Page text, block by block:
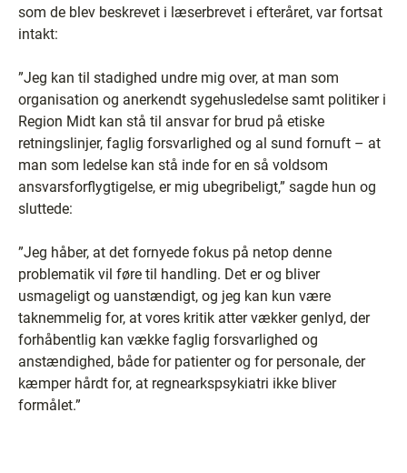
som de blev beskrevet i læserbrevet i efteråret, var fortsat
intakt:
”Jeg kan til stadighed undre mig over, at man som
organisation og anerkendt sygehusledelse samt politiker i
Region Midt kan stå til ansvar for brud på etiske
retningslinjer, faglig forsvarlighed og al sund fornuft – at
man som ledelse kan stå inde for en så voldsom
ansvarsforflygtigelse, er mig ubegribeligt,” sagde hun og
sluttede:
”Jeg håber, at det fornyede fokus på netop denne
problematik vil føre til handling. Det er og bliver
usmageligt og uanstændigt, og jeg kan kun være
taknemmelig for, at vores kritik atter vækker genlyd, der
forhåbentlig kan vække faglig forsvarlighed og
anstændighed, både for patienter og for personale, der
kæmper hårdt for, at regnearkspsykiatri ikke bliver
formålet.”